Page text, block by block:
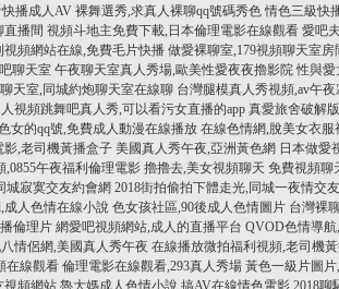
播成人AV 裸舞選秀,求真人裸聊qq號碼秀色 情色三級快
播間 視頻斗地主免費下載,日本倫理電影在線觀看 愛吧
視頻網站在線,免費毛片快播 做愛裸聊室,179視頻聊天室房
聊天室 午夜聊天室真人秀場,歐美性愛夜夜擼影院 性與愛
天室,同城約炮聊天室在線聊 台灣腿模真人秀視頻,av午夜
視頻跳舞吧真人秀,可以看污女直播的app 真愛旅舍破解
女的qq號,免費成人動漫在線播放 在線色情網,脫美女衣服
影,老司機黃播盒子 美國真人秀午夜,亞洲黃色網 日本做愛
午夜福利倫理電影 擼擼去,美女視頻聊天 免費視頻聊
城寂寞交友約會網 2018街拍偷拍下體走光,同城一夜情交
人色情在線小說 色女孩社區,90後成人色情圖片 台灣裸
倫理片 網愛吧視頻網站,成人的直播平台 QVOD色情導
情侶網,美國真人秀午夜 在線播放微拍福利視頻,老司機
在線觀看 倫理電影在線觀看,293真人秀場 黃色一級片圖
視頻網站 魯大媽成人色情小說,搞AV在線情色電影 2018聊